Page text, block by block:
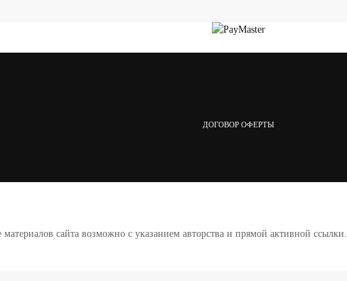
ДОГОВОР ОФЕРТЫ
сайта возможно с указанием авторства и прямой активной ссылки.